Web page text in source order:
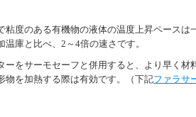
度のある有機物の液体の温度上昇ペースは
庫と比べ、2～4倍の速さです。
をサーモセーフと併用すると、より早く材
物を加熱する際は有効です。（下記ファラサ